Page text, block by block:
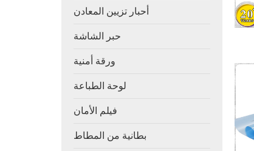
أحبار تزيين المعادن
حبر الشاشة
ورقة أمنية
لوحة الطباعة
فيلم الأمان
بطانية من المطاط